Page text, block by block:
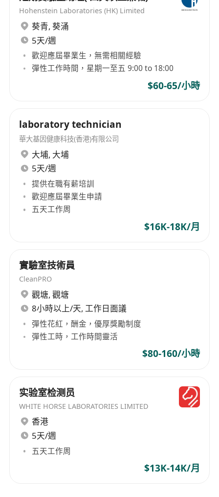
Hohenstein Laboratories (HK) Limited
葵青, 葵涌
5天/週
歡迎應屆畢業生，無需相關經驗
彈性工作時間，星期一至五 9:00 to 18:00
$60-65/小時
laboratory technician
華大基因健康科技(香港)有限公司
大埔, 大埔
5天/週
提供在職有薪培訓
歡迎應屆畢業生申請
五天工作周
$16K-18K/月
實驗室技術員
CleanPRO
觀塘, 觀塘
8小時以上/天, 工作日面議
彈性花紅，酬金，優厚獎勵制度
彈性工時，工作時間靈活
$80-160/小時
实验室检测员
WHITE HORSE LABORATORIES LIMITED
香港
5天/週
五天工作周
$13K-14K/月